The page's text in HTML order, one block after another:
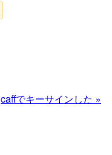
caffでキーサインした »